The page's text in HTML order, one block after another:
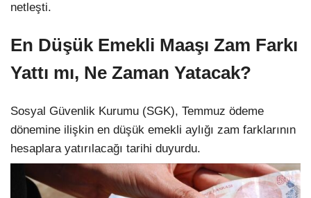
netleşti.
En Düşük Emekli Maaşı Zam Farkı
Yattı mı, Ne Zaman Yatacak?
Sosyal Güvenlik Kurumu (SGK), Temmuz ödeme
dönemine ilişkin en düşük emekli aylığı zam farklarının
hesaplara yatırılacağı tarihi duyurdu.